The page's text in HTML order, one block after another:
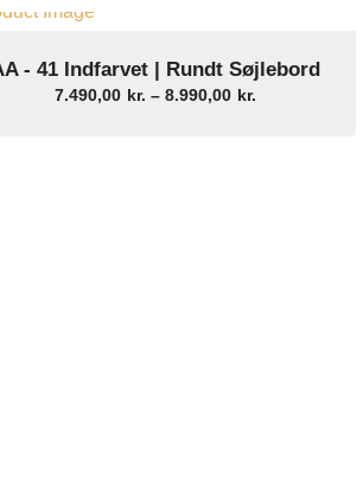
Select Options
- 41 Indfarvet | Rundt Søjlebord
7.490,00 kr. – 8.990,00 kr.